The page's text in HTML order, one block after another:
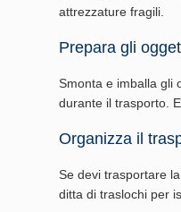
attrezzature fragili.
Prepara gli
Smonta e imballa gli
durante il trasporto.
Organizza il
Se devi trasportare
ditta di traslochi per